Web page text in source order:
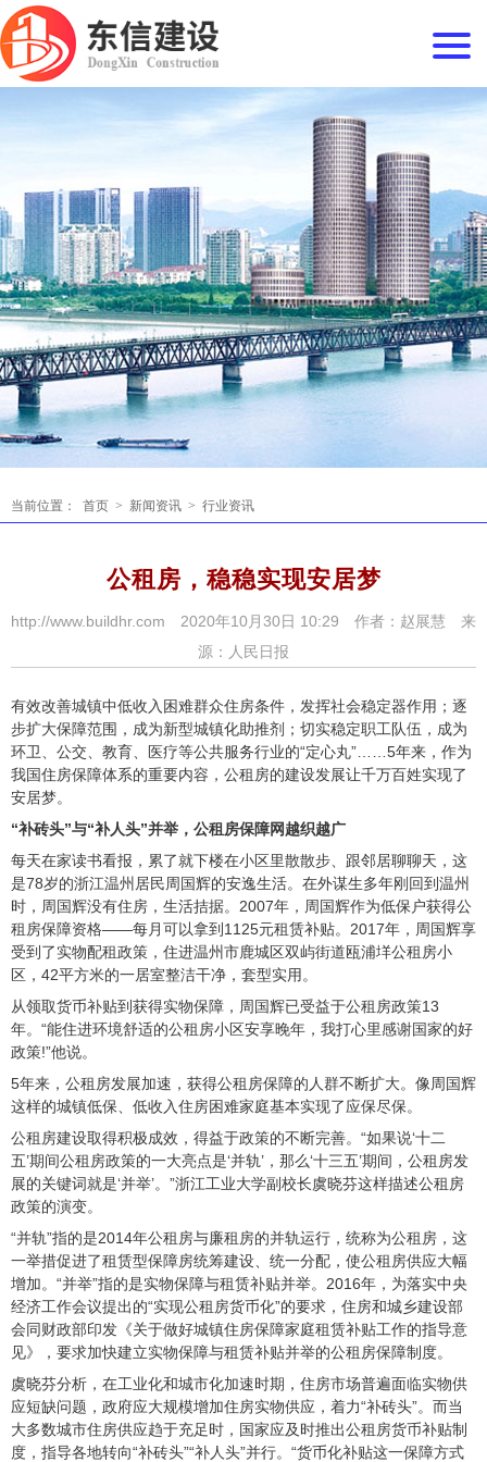
当前位置： 首页 > 新闻资讯 > 行业资讯
公租房，稳稳实现安居梦
http://www.buildhr.com 2020年10月30日 10:29 作者：赵展慧 来
源：人民日报
有效改善城镇中低收入困难群众住房条件，发挥社会稳定器作用；逐
步扩大保障范围，成为新型城镇化助推剂；切实稳定职工队伍，成为
环卫、公交、教育、医疗等公共服务行业的“定心丸”……5年来，作为
我国住房保障体系的重要内容，公租房的建设发展让千万百姓实现了
安居梦。
“补砖头”与“补人头”并举，公租房保障网越织越广
每天在家读书看报，累了就下楼在小区里散散步、跟邻居聊聊天，这
是78岁的浙江温州居民周国辉的安逸生活。在外谋生多年刚回到温州
时，周国辉没有住房，生活拮据。2007年，周国辉作为低保户获得公
租房保障资格——每月可以拿到1125元租赁补贴。2017年，周国辉享
受到了实物配租政策，住进温州市鹿城区双屿街道瓯浦垟公租房小
区，42平方米的一居室整洁干净，套型实用。
从领取货币补贴到获得实物保障，周国辉已受益于公租房政策13
年。“能住进环境舒适的公租房小区安享晚年，我打心里感谢国家的好
政策!”他说。
5年来，公租房发展加速，获得公租房保障的人群不断扩大。像周国辉
这样的城镇低保、低收入住房困难家庭基本实现了应保尽保。
公租房建设取得积极成效，得益于政策的不断完善。“如果说‘十二
五’期间公租房政策的一大亮点是‘并轨’，那么‘十三五’期间，公租房发
展的关键词就是‘并举’。”浙江工业大学副校长虞晓芬这样描述公租房
政策的演变。
“并轨”指的是2014年公租房与廉租房的并轨运行，统称为公租房，这
一举措促进了租赁型保障房统筹建设、统一分配，使公租房供应大幅
增加。“并举”指的是实物保障与租赁补贴并举。2016年，为落实中央
经济工作会议提出的“实现公租房货币化”的要求，住房和城乡建设部
会同财政部印发《关于做好城镇住房保障家庭租赁补贴工作的指导意
见》，要求加快建立实物保障与租赁补贴并举的公租房保障制度。
虞晓芬分析，在工业化和城市化加速时期，住房市场普遍面临实物供
应短缺问题，政府应大规模增加住房实物供应，着力“补砖头”。而当
大多数城市住房供应趋于充足时，国家应及时推出公租房货币补贴制
度，指导各地转向“补砖头”“补人头”并行。“货币化补贴这一保障方式